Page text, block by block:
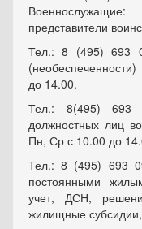
представители
Тел.: 8 (495) 693
до 14.00.
Тел.: 8(495) 693
должностных лиц
Пн, Ср с 10.00 до
Тел.: 8 (495) 693
постоянными
учет, ДСН,
жилищные